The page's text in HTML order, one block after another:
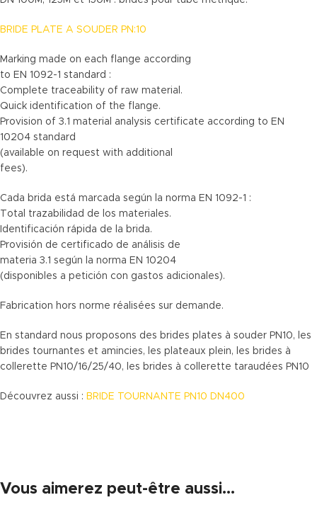
BRIDE PLATE A SOUDER PN:10
Marking made on each flange according
to EN 1092-1 standard :
Complete traceability of raw material.
Quick identification of the flange.
Provision of 3.1 material analysis certificate according to EN
10204 standard
(available on request with additional
fees).
Cada brida está marcada según la norma EN 1092-1 :
Total trazabilidad de los materiales.
Identificación rápida de la brida.
Provisión de certificado de análisis de
materia 3.1 según la norma EN 10204
(disponibles a petición con gastos adicionales).
Fabrication hors norme réalisées sur demande.
En standard nous proposons des brides plates à souder PN10, les
brides tournantes et amincies, les plateaux plein, les brides à
collerette PN10/16/25/40, les brides à collerette taraudées PN10
Découvrez aussi : BRIDE TOURNANTE PN10 DN400
Vous aimerez peut-être aussi…